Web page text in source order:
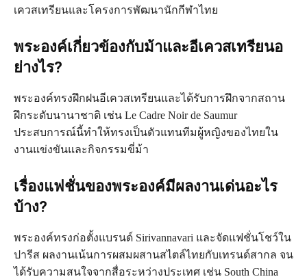
เควสเทรียนและโครงการพัฒนานักกีฬาไทย
พระองค์เกี่ยวข้องกับม้าและอีเควสเทรียนอ
ย่างไร?
พระองค์ทรงฝึกฝนอีเควสเทรียนและได้รับการฝึกจากสถาน
ฝึกระดับนานาชาติ เช่น Le Cadre Noir de Saumur
ประสบการณ์นี้ทำให้ทรงเป็นตัวแทนทีมผู้หญิงของไทยใน
งานแข่งขันและกิจกรรมขี่ม้า
เรื่องแฟชั่นของพระองค์มีผลงานเด่นอะไร
บ้าง?
พระองค์ทรงก่อตั้งแบรนด์ Sirivannavari และจัดแฟชั่นโชว์ใน
ปารีส ผลงานเน้นการผสมผสานสไตล์ไทยกับเทรนด์สากล จน
ได้รับความสนใจจากสื่อระหว่างประเทศ เช่น South China